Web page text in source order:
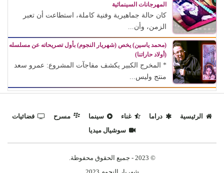
المهرجانات السينمائية
كان حالة جماهيرية وفنية كاملة، استطاعت أن تعبر
الزمن، وأن...
(محمد ياسين) يخص (شهريار النجوم) بأول تصريحاته عن مسلسله
(أولاد حاراتنا)
* المخرج الكبير يكشف مفاجآت المشروع: عمرو سعد
منتج وليس...
الرئيسية دراما غناء سينما مسرح
فضائيات
سوشيال ميديا
© 2023 - جميع الحقوق محفوظة.